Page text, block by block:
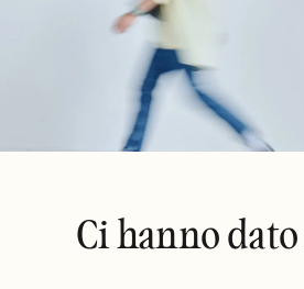
Ci hanno